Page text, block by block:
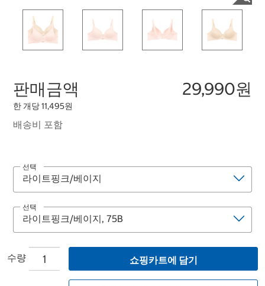
판매금액 29,990원
한 개당 11,495원
배송비 포함
선택
선택
수량 쇼핑카트에 담기